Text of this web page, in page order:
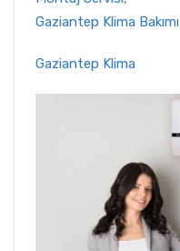
Gaziantep Klima Bakımı
Gaziantep Klima